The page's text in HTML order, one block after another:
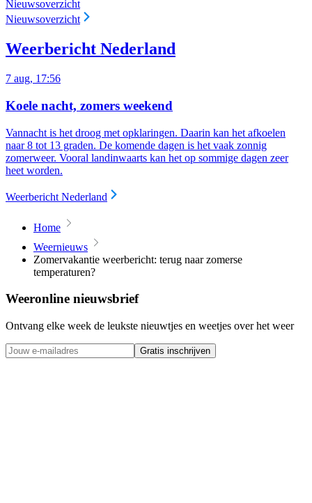
Nieuwsoverzicht
Nieuwsoverzicht
Weerbericht Nederland
7 aug, 17:56
Koele nacht, zomers weekend
Vannacht is het droog met opklaringen. Daarin kan het afkoelen
naar 8 tot 13 graden. De komende dagen is het vaak zonnig
zomerweer. Vooral landinwaarts kan het op sommige dagen zeer
heet worden.
Weerbericht Nederland
Home
Weernieuws
Zomervakantie weerbericht: terug naar zomerse
temperaturen?
Weeronline nieuwsbrief
Ontvang elke week de leukste nieuwtjes en weetjes over het weer
Gratis inschrijven